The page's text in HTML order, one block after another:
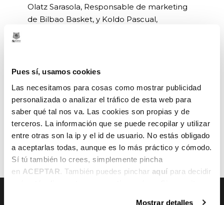
Pues sí, usamos cookies
Las necesitamos para cosas como mostrar publicidad
personalizada o analizar el tráfico de esta web para
saber qué tal nos va. Las cookies son propias y de
terceros. La información que se puede recopilar y utilizar
entre otras son la ip y el id de usuario. No estás obligado
a aceptarlas todas, aunque es lo más práctico y cómodo.
Sí tú también lo crees, simplemente pincha
en ACEPTAR . También puedes pinchar aquí para decidir
Mostrar detalles
Olatz Sarasola, Responsable de marketing
de Bilbao Basket, y Koldo Pascual,
ANTERIOR SIGUIENTE